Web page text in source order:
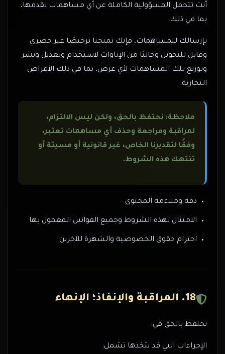
أنت تتحمل المسؤولية الكاملة عن أي مساهمات تقدمها،
بما في ذلك:
بإرسالك للمساهمات، فإنك تمنحنا ترخيصًا غير حصري
وقابل للتحويل وخاليًا من الإتاوات لاستخدام وتعديل ونشر
وتوزيع تلك المساهمات لأي غرض، بما في ذلك الأغراض
التجارية.
ملاحظة: نحتفظ بالحق، ولكن ليس الالتزام،
لمراقبة ومراجعة وحذف أي مساهمات تعتبر،
وفقًا لتقديرنا الخاص، غير قانونية أو مسيئة أو
تنتهك هذه الشروط.
دقة وملاءمة المحتوى
الامتثال لهذه الشروط وجميع القوانين المعمول بها
احترام حقوق الخصوصية والشهرة للآخرين
18. المراقبة والإنفاذ؛ الإنهاء
نحتفظ بالحق في:
الإجراءات التي قد نتخذها تشمل: